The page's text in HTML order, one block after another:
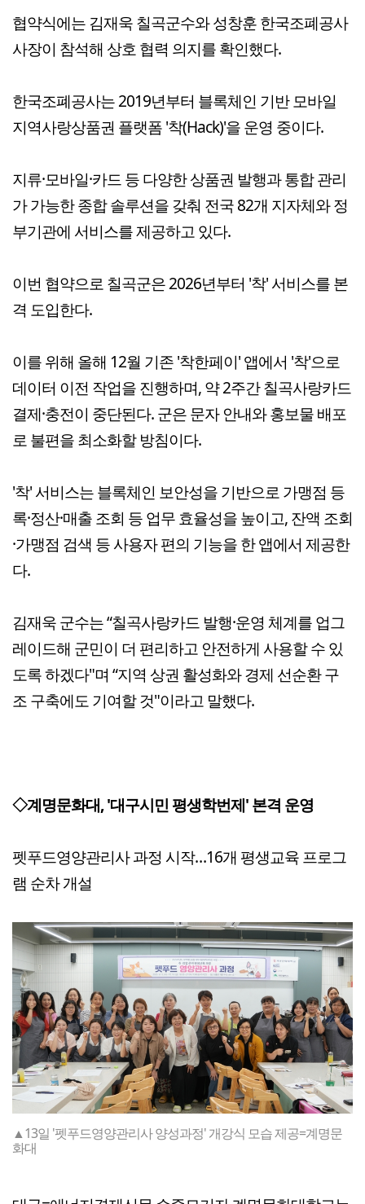
협약식에는 김재욱 칠곡군수와 성창훈 한국조폐공사
사장이 참석해 상호 협력 의지를 확인했다.
한국조폐공사는 2019년부터 블록체인 기반 모바일
지역사랑상품권 플랫폼 '착(Hack)'을 운영 중이다.
지류·모바일·카드 등 다양한 상품권 발행과 통합 관리
가 가능한 종합 솔루션을 갖춰 전국 82개 지자체와 정
부기관에 서비스를 제공하고 있다.
이번 협약으로 칠곡군은 2026년부터 '착' 서비스를 본
격 도입한다.
이를 위해 올해 12월 기존 '착한페이' 앱에서 '착'으로
데이터 이전 작업을 진행하며, 약 2주간 칠곡사랑카드
결제·충전이 중단된다. 군은 문자 안내와 홍보물 배포
로 불편을 최소화할 방침이다.
'착' 서비스는 블록체인 보안성을 기반으로 가맹점 등
록·정산·매출 조회 등 업무 효율성을 높이고, 잔액 조회
·가맹점 검색 등 사용자 편의 기능을 한 앱에서 제공한
다.
김재욱 군수는 “칠곡사랑카드 발행·운영 체계를 업그
레이드해 군민이 더 편리하고 안전하게 사용할 수 있
도록 하겠다"며 “지역 상권 활성화와 경제 선순환 구
조 구축에도 기여할 것"이라고 말했다.
◇계명문화대, '대구시민 평생학번제' 본격 운영
펫푸드영양관리사 과정 시작…16개 평생교육 프로그
램 순차 개설
▲13일 '펫푸드영양관리사 양성과정' 개강식 모습 제공=계명문
화대